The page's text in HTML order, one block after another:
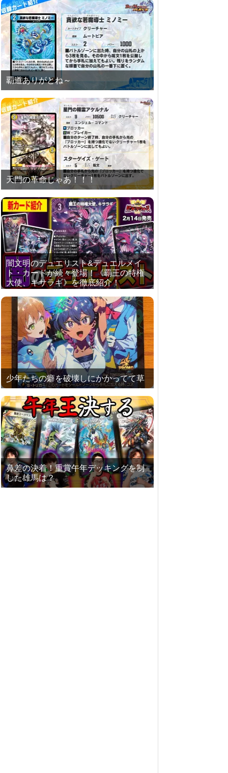
覇道ありがとね～
天門の革命じゃあ！！！
闇文明のデュエリスト&デュエルメイ
ト・カードが続々登場！《覇王の特権
大使、キサラギ》を徹底紹介！
少年たちの癖を破壊しにかかってて草
鼻差の決着！重賞午年デッキングを制
した雄馬は？